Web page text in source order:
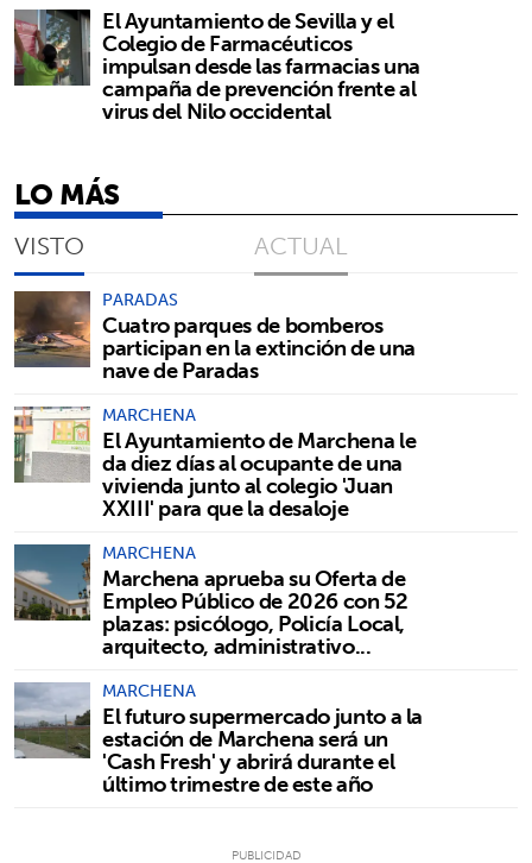
El Ayuntamiento de Sevilla y el
Colegio de Farmacéuticos
impulsan desde las farmacias una
campaña de prevención frente al
virus del Nilo occidental
LO MÁS
VISTO ACTUAL
PARADAS
Cuatro parques de bomberos
participan en la extinción de una
nave de Paradas
MARCHENA
El Ayuntamiento de Marchena le
da diez días al ocupante de una
vivienda junto al colegio 'Juan
XXIII' para que la desaloje
MARCHENA
Marchena aprueba su Oferta de
Empleo Público de 2026 con 52
plazas: psicólogo, Policía Local,
arquitecto, administrativo...
MARCHENA
El futuro supermercado junto a la
estación de Marchena será un
'Cash Fresh' y abrirá durante el
último trimestre de este año